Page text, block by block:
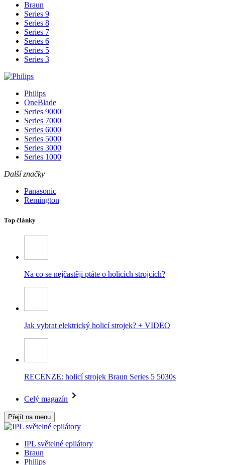
Braun
Series 9
Series 8
Series 7
Series 6
Series 5
Series 3
Philips
OneBlade
Series 9000
Series 7000
Series 6000
Series 5000
Series 3000
Series 1000
Další značky
Panasonic
Remington
Top články
Na co se nejčastěji ptáte o holicích strojcích?
Jak vybrat elektrický holicí strojek? + VIDEO
RECENZE: holicí strojek Braun Series 5 5030s
Celý magazín
Přejít na menu
IPL světelné epilátory
Braun
Philips